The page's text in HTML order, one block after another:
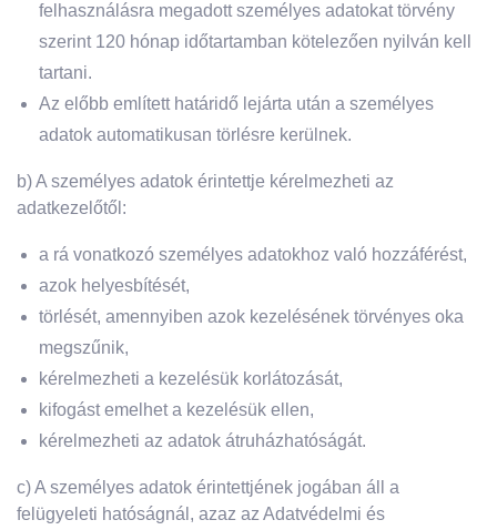
felhasználásra megadott személyes adatokat törvény
szerint 120 hónap időtartamban kötelezően nyilván kell
tartani.
Az előbb említett határidő lejárta után a személyes
adatok automatikusan törlésre kerülnek.
b) A személyes adatok érintettje kérelmezheti az
adatkezelőtől:
a rá vonatkozó személyes adatokhoz való hozzáférést,
azok helyesbítését,
törlését, amennyiben azok kezelésének törvényes oka
megszűnik,
kérelmezheti a kezelésük korlátozását,
kifogást emelhet a kezelésük ellen,
kérelmezheti az adatok átruházhatóságát.
c) A személyes adatok érintettjének jogában áll a
felügyeleti hatóságnál, azaz az Adatvédelmi és